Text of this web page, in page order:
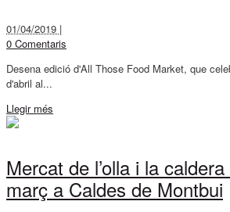
01/04/2019 |
0 Comentaris
Desena edició d'All Those Food Market, que
d'abril al...
Llegir més
Mercat de l’olla i la
març a Caldes de Montbui